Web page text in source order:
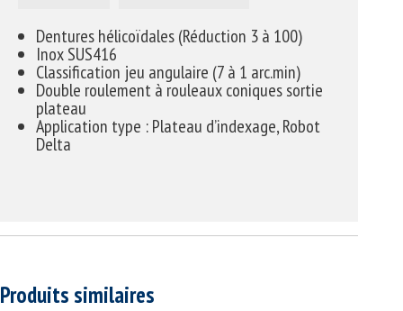
Dentures hélicoïdales (Réduction 3 à 100)
Inox SUS416
Classification jeu angulaire (7 à 1 arc.min)
Double roulement à rouleaux coniques sortie
plateau
Application type : Plateau d’indexage, Robot
Delta
Produits similaires